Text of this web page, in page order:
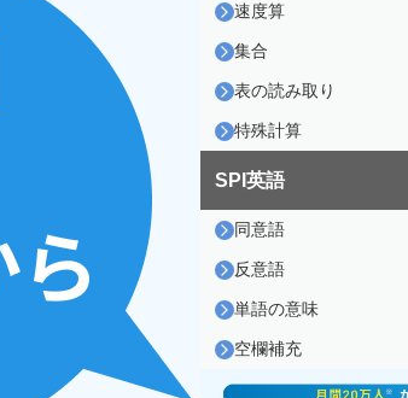
速度算
集合
表の読み取り
特殊計算
SPI英語
同意語
反意語
単語の意味
空欄補充